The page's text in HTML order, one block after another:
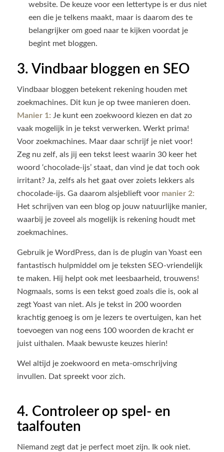
website. De keuze voor een lettertype is er dus niet
een die je telkens maakt, maar is daarom des te
belangrijker om goed naar te kijken voordat je
begint met bloggen.
3. Vindbaar bloggen en SEO
Vindbaar bloggen betekent rekening houden met
zoekmachines. Dit kun je op twee manieren doen.
Manier 1: Je kunt een zoekwoord kiezen en dat zo
vaak mogelijk in je tekst verwerken. Werkt prima!
Voor zoekmachines. Maar daar schrijf je niet voor!
Zeg nu zelf, als jij een tekst leest waarin 30 keer het
woord ‘chocolade-ijs’ staat, dan vind je dat toch ook
irritant? Ja, zelfs als het gaat over zoiets lekkers als
chocolade-ijs. Ga daarom alsjeblieft voor manier 2:
Het schrijven van een blog op jouw natuurlijke manier,
waarbij je zoveel als mogelijk is rekening houdt met
zoekmachines.
Gebruik je WordPress, dan is de plugin van Yoast een
fantastisch hulpmiddel om je teksten SEO-vriendelijk
te maken. Hij helpt ook met leesbaarheid, trouwens!
Nogmaals, soms is een tekst goed zoals die is, ook al
zegt Yoast van niet. Als je tekst in 200 woorden
krachtig genoeg is om je lezers te overtuigen, kan het
toevoegen van nog eens 100 woorden de kracht er
juist uithalen. Maak bewuste keuzes hierin!
Wel altijd je zoekwoord en meta-omschrijving
invullen. Dat spreekt voor zich.
4. Controleer op spel- en
taalfouten
Niemand zegt dat je perfect moet zijn. Ik ook niet.